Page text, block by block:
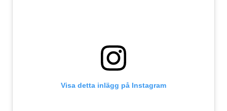
Visa detta inlägg på Instagram